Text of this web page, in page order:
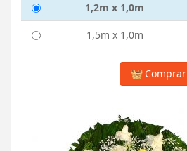
1,2m x 1,0m
1,5m x 1,0m
Comprar